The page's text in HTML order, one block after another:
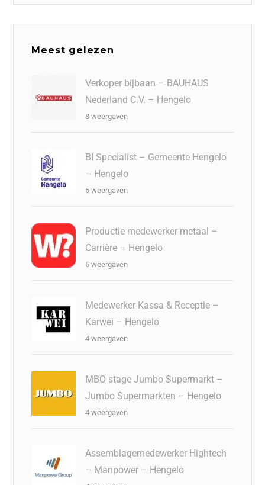
Meest gelezen
Verkoper bijbaan – BAUHAUS
Nederland C.V. – Hengelo
8 weergaven
BI Specialist – Gemeente Hengelo
– Hengelo
5 weergaven
Productie medewerker metaal –
Carrière – Hengelo
5 weergaven
Medewerker Kassa & Receptie –
Karwei – Hengelo
4 weergaven
MBO stage Jumbo Supermarkt –
Jumbo Supermarkten – Hengelo
4 weergaven
Assemblagemedewerker Hightech
– Manpower – Hengelo